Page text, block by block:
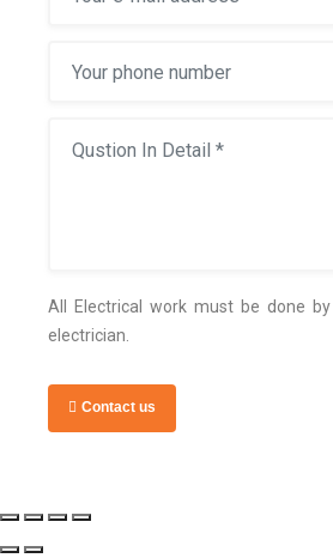
All Electrical work must be done
electrician.
Contact us